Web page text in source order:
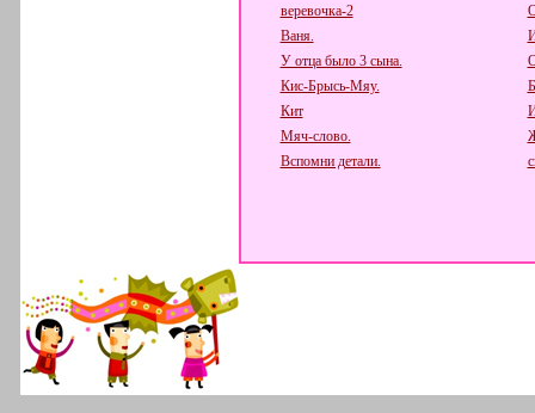
веревочка-2
Ваня.
У отца было 3 сына.
Кис-Брысь-Мяу.
Кит
Мяч-слово.
Вспомни детали.